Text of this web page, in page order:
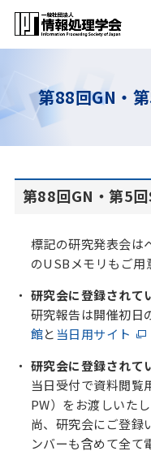
第88回GN・
第88回GN・第5
標記の研究発表会は
のUSBメモリもご用
研究会に登録されて
研究報告は開催初日
館と 当日用サイト
研究会に登録されて
当日受付で資料閲覧
PW）をお渡しいたし
尚、研究会にご登録
ンバーも含めて全て